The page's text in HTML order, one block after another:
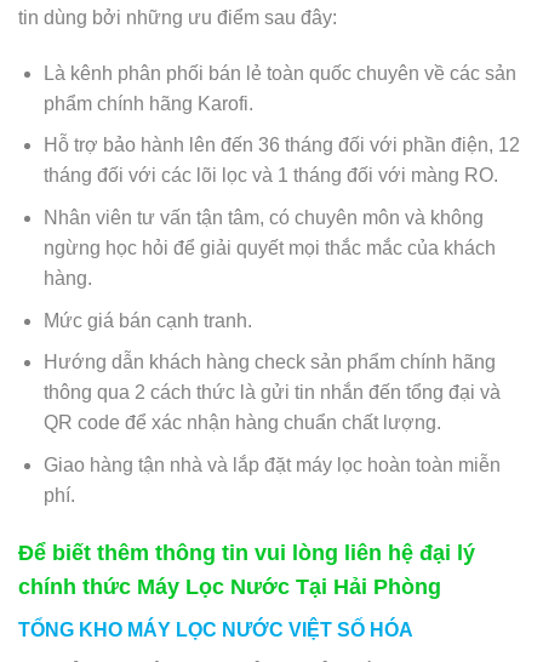
tin dùng bởi những ưu điểm sau đây:
Là kênh phân phối bán lẻ toàn quốc chuyên về các sản
phẩm chính hãng Karofi.
Hỗ trợ bảo hành lên đến 36 tháng đối với phần điện, 12
tháng đối với các lõi lọc và 1 tháng đối với màng RO.
Nhân viên tư vấn tận tâm, có chuyên môn và không
ngừng học hỏi để giải quyết mọi thắc mắc của khách
hàng.
Mức giá bán cạnh tranh.
Hướng dẫn khách hàng check sản phẩm chính hãng
thông qua 2 cách thức là gửi tin nhắn đến tổng đại và
QR code để xác nhận hàng chuẩn chất lượng.
Giao hàng tận nhà và lắp đặt máy lọc hoàn toàn miễn
phí.
Để biết thêm thông tin vui lòng liên hệ đại lý
chính thức Máy Lọc Nước Tại Hải Phòng
TỔNG KHO MÁY LỌC NƯỚC VIỆT SỐ HÓA